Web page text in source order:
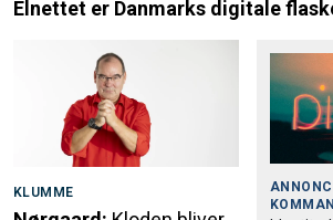
Elnettet er Danmarks digitale
KLUMME